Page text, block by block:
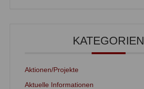
KATEGORIEN
Aktionen/Projekte
Aktuelle Informationen